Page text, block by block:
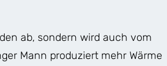
ab, sondern wird auch vom
Mann produziert mehr Wärme